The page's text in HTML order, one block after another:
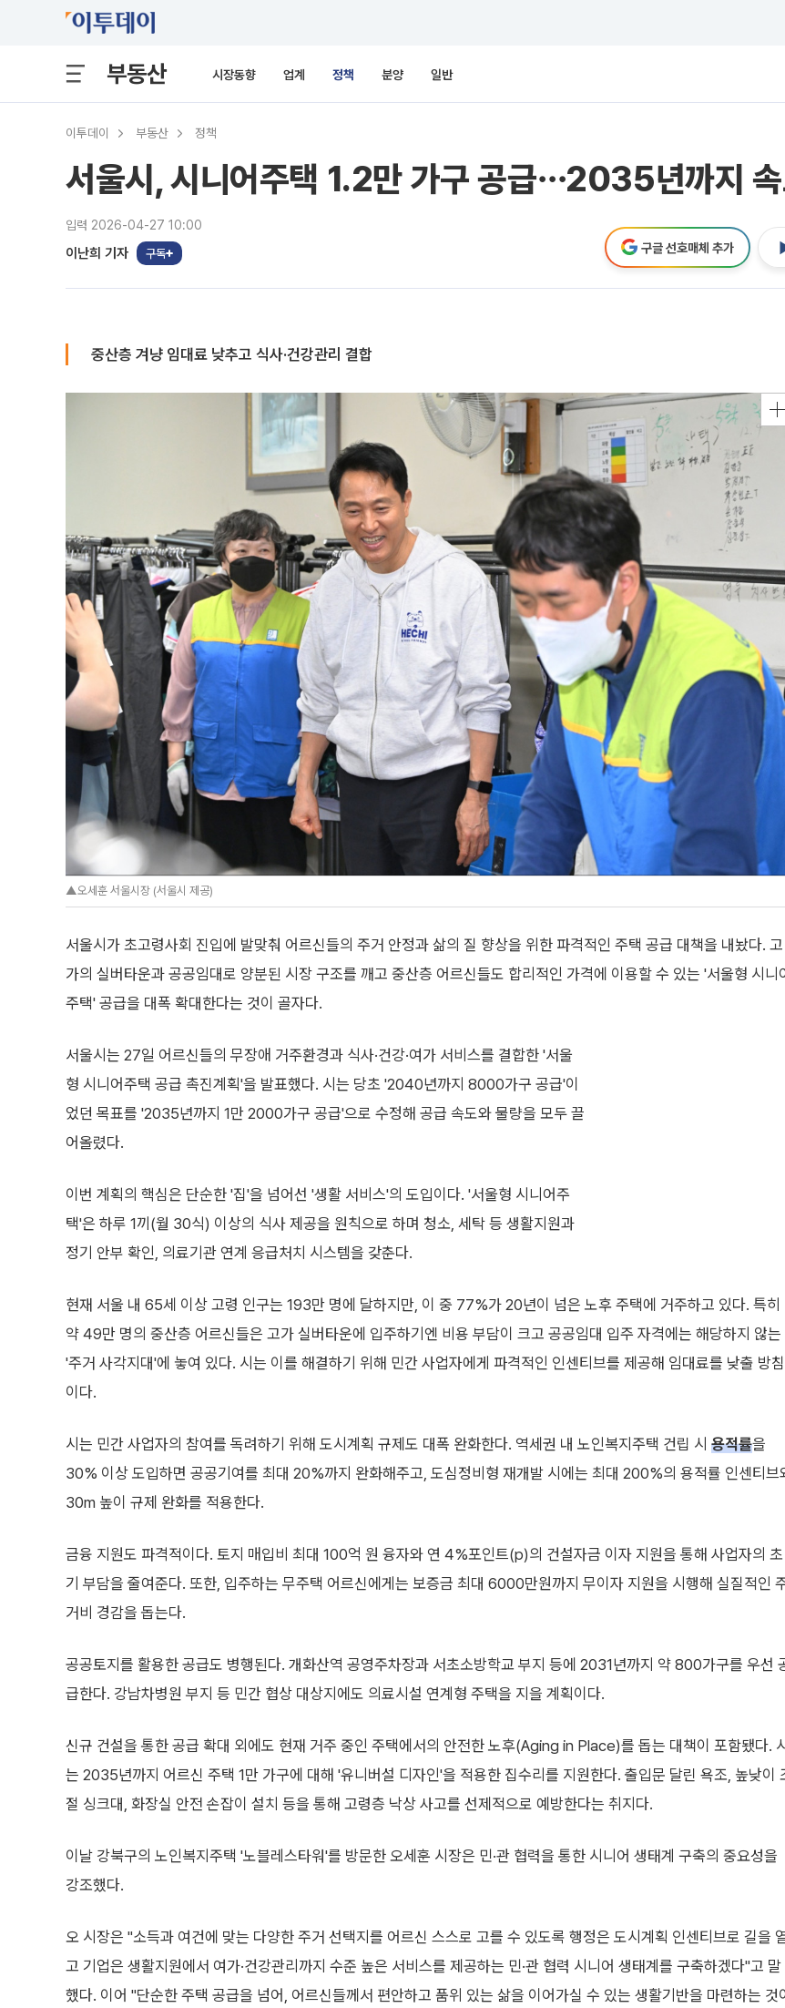
부동산 시장동향 업계 정책 분양 일반
이투데이 부동산 정책
서울시, 시니어주택 1.2만 가구 공급⋯2035년까지
입력 2026-04-27 10:00
이난희 기자 구독 구글 선호매체 추가
중산층 겨냥 임대료 낮추고 식사·건강관리 결합
▲오세훈 서울시장 (서울시 제공)
서울시가 초고령사회 진입에 발맞춰 어르신들의 주거 안정과 삶의 질 향상을 위한 파격적인 주택 공급 대책을 내놨다. 고
가의 실버타운과 공공임대로 양분된 시장 구조를 깨고 중산층 어르신들도 합리적인 가격에 이용할 수 있는 '서울형 시니
주택' 공급을 대폭 확대한다는 것이 골자다.
서울시는 27일 어르신들의 무장애 거주환경과 식사·건강·여가 서비스를 결합한 '서울
형 시니어주택 공급 촉진계획'을 발표했다. 시는 당초 '2040년까지 8000가구 공급'이
었던 목표를 '2035년까지 1만 2000가구 공급'으로 수정해 공급 속도와 물량을 모두 끌
어올렸다.
이번 계획의 핵심은 단순한 '집'을 넘어선 '생활 서비스'의 도입이다. '서울형 시니어주
택'은 하루 1끼(월 30식) 이상의 식사 제공을 원칙으로 하며 청소, 세탁 등 생활지원과
정기 안부 확인, 의료기관 연계 응급처치 시스템을 갖춘다.
현재 서울 내 65세 이상 고령 인구는 193만 명에 달하지만, 이 중 77%가 20년이 넘은 노후 주택에 거주하고 있다. 특히
약 49만 명의 중산층 어르신들은 고가 실버타운에 입주하기엔 비용 부담이 크고 공공임대 입주 자격에는 해당하지 않는
'주거 사각지대'에 놓여 있다. 시는 이를 해결하기 위해 민간 사업자에게 파격적인 인센티브를 제공해 임대료를 낮출 방침
이다.
시는 민간 사업자의 참여를 독려하기 위해 도시계획 규제도 대폭 완화한다. 역세권 내 노인복지주택 건립 시 용적률을
30% 이상 도입하면 공공기여를 최대 20%까지 완화해주고, 도심정비형 재개발 시에는 최대 200%의 용적률 인센티브
30m 높이 규제 완화를 적용한다.
금융 지원도 파격적이다. 토지 매입비 최대 100억 원 융자와 연 4%포인트(p)의 건설자금 이자 지원을 통해 사업자의 초
기 부담을 줄여준다. 또한, 입주하는 무주택 어르신에게는 보증금 최대 6000만원까지 무이자 지원을 시행해 실질적인
거비 경감을 돕는다.
공공토지를 활용한 공급도 병행된다. 개화산역 공영주차장과 서초소방학교 부지 등에 2031년까지 약 800가구를 우선
급한다. 강남차병원 부지 등 민간 협상 대상지에도 의료시설 연계형 주택을 지을 계획이다.
신규 건설을 통한 공급 확대 외에도 현재 거주 중인 주택에서의 안전한 노후(Aging in Place)를 돕는 대책이 포함됐다. 시
는 2035년까지 어르신 주택 1만 가구에 대해 '유니버설 디자인'을 적용한 집수리를 지원한다. 출입문 달린 욕조, 높낮이
절 싱크대, 화장실 안전 손잡이 설치 등을 통해 고령층 낙상 사고를 선제적으로 예방한다는 취지다.
이날 강북구의 노인복지주택 '노블레스타워'를 방문한 오세훈 시장은 민·관 협력을 통한 시니어 생태계 구축의 중요성을
강조했다.
오 시장은 "소득과 여건에 맞는 다양한 주거 선택지를 어르신 스스로 고를 수 있도록 행정은 도시계획 인센티브로 길을
고 기업은 생활지원에서 여가·건강관리까지 수준 높은 서비스를 제공하는 민·관 협력 시니어 생태계를 구축하겠다"고 말
했다. 이어 "단순한 주택 공급을 넘어, 어르신들께서 편안하고 품위 있는 삶을 이어가실 수 있는 생활기반을 마련하는 것